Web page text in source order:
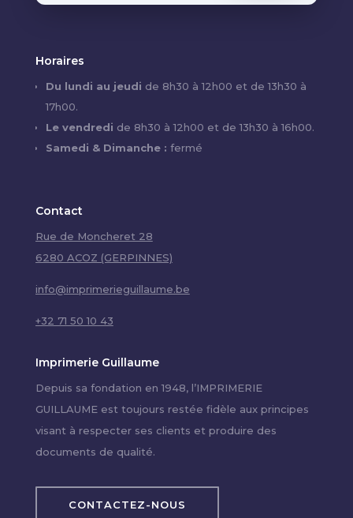
Horaires
Du lundi au jeudi de 8h30 à 12h00 et de 13h30 à
17h00.
Le vendredi de 8h30 à 12h00 et de 13h30 à 16h00.
Samedi & Dimanche : fermé
Contact
Rue de Moncheret 28
6280 ACOZ (GERPINNES)
info@imprimerieguillaume.be
+32 71 50 10 43
Imprimerie Guillaume
Depuis sa fondation en 1948, l’IMPRIMERIE
GUILLAUME est toujours restée fidèle aux principes
visant à respecter ses clients et produire des
documents de qualité.
CONTACTEZ-NOUS